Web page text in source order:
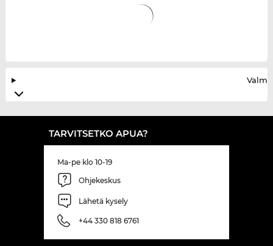
TARVITSETKO APUA?
Ma-pe klo 10-19
Ohjekeskus
Lähetä kysely
+44 330 818 6761